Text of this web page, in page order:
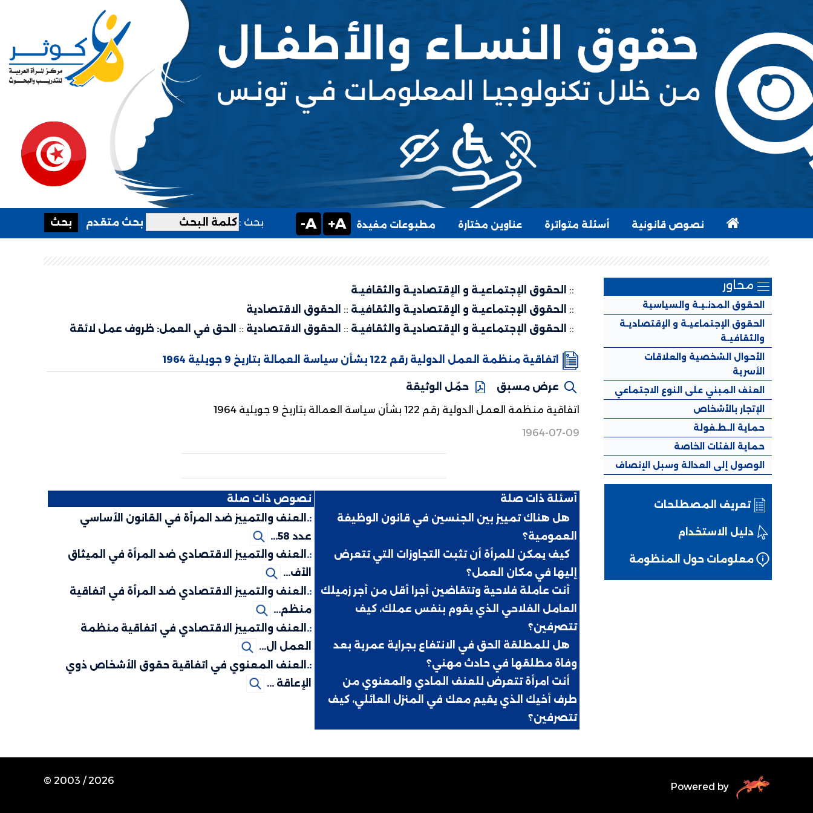
نصوص قانونية أسئلة متواترة عناوين مختارة مطبوعات مفيدة A+
A- بحث : بحث متقدم
محاور
الحقوق المدنـيـة والسياسية
الحقوق الإجتماعيـة و الإقتصاديـة
والثقافيـة
الأحوال الشخصية والعلاقات
الأسرية
العنف المبني على النوع الاجتماعي
الإتجار بالأشخاص
حماية الـطـفولة
حماية الفئات الخاصة
الوصول إلى العدالة وسبل الإنصاف
تعريف المصطلحات
دليل الاستخدام
معلومات حول المنظومة
::
الحقوق الإجتماعيـة و الإقتصاديـة والثقافيـة
::
الحقوق الإجتماعيـة و الإقتصاديـة والثقافيـة ::
الحقوق الاقتصادية
::
الحقوق الإجتماعيـة و الإقتصاديـة والثقافيـة :: الحقوق الاقتصادية :: الحق في العمل: ظروف عمل لائقة
اتفاقية منظمة العمل الدولية رقم 122 بشأن سياسة العمالة بتاريخ 9 جويلية 1964
عرض مسبق
حمّل الوثيقة
اتفاقية منظمة العمل الدولية رقم 122 بشأن سياسة العمالة بتاريخ 9 جويلية 1964
1964-07-09
أسئلة ذات صلة
نصوص ذات صلة
هل هناك تمييز بين الجنسين في قانون الوظيفة
العمومية؟
كيف يمكن للمرأة أن تثبت التجاوزات التي تتعرض
إليها في مكان العمل؟
أنت عاملة فلاحية وتتقاضين أجرا أقل من أجر زميلك
العامل الفلاحي الذي يقوم بنفس عملك، كيف
تتصرفين؟
هل للمطلقة الحق في الانتفاع بجراية عمرية بعد
وفاة مطلقها في حادث مهني؟
أنت امرأة تتعرض للعنف المادي والمعنوي من
طرف أخيك الذي يقيم معك في المنزل العائلي، كيف
تتصرفين؟
:. العنف والتمييز ضد المرأة في القانون الأساسي
عدد 58...
:. العنف والتمييز الاقتصادي ضد المرأة في الميثاق
الأف...
:. العنف والتمييز الاقتصادي ضد المرأة في اتفاقية
منظم...
:. العنف والتمييز الاقتصادي في اتفاقية منظمة
العمل ال...
:. العنف المعنوي في اتفاقية حقوق الأشخاص ذوي
الإعاقة ...
© 2003 / 2026
Powered by